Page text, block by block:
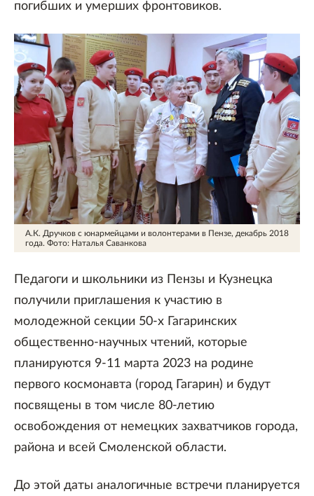
погибших и умерших фронтовиков.
А.К. Дручков с юнармейцами и волонтерами в Пензе, декабрь 2018
года. Фото: Наталья Саванкова
Педагоги и школьники из Пензы и Кузнецка
получили приглашения к участию в
молодежной секции 50-х Гагаринских
общественно-научных чтений, которые
планируются 9-11 марта 2023 на родине
первого космонавта (город Гагарин) и будут
посвящены в том числе 80-летию
освобождения от немецких захватчиков города,
района и всей Смоленской области.
До этой даты аналогичные встречи планируется